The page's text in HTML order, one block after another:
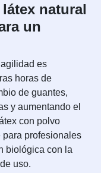
natural
un
es
horas de
de guantes,
y aumentando el
con polvo
profesionales
biológica con la
uso.